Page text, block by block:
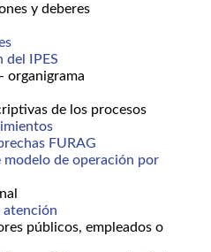
y deberes
del IPES
organigrama
de los procesos
FURAG
modelo de operación por
atención
públicos, empleados o